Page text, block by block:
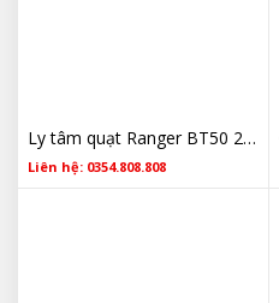
Ly tâm quạt Ranger BT50 2.2-3.2
Liên hệ: 0354.808.808